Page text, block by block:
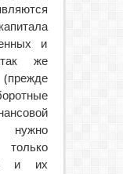
и
же
и их